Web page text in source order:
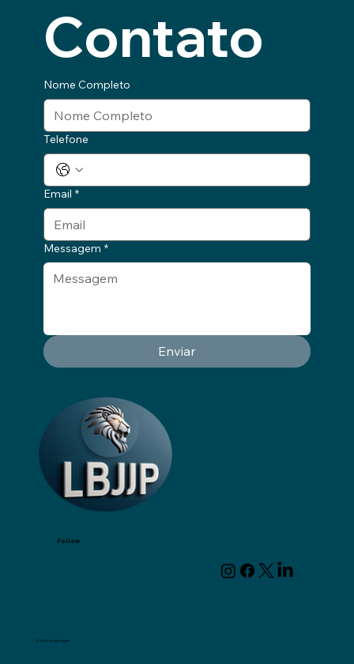
Follow
Contato
Nome Completo
Telefone
Email *
Messagem *
Enviar
© 2024 Wizart Digital